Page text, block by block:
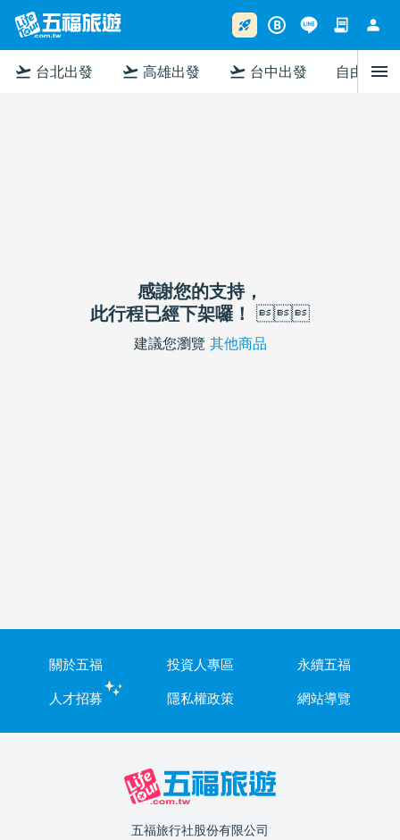
rocket_launch B contract person
flight_takeoff 台北出發 flight_takeoff 高雄出發 flight_takeoff 台中出發 自由行menu
感謝您的支持，
此行程已經下架囉！ 
建議您瀏覽 其他商品
關於五福 投資人專區
永續五福
人才招募
隱私權政策 網站導覽
五福旅行社股份有限公司